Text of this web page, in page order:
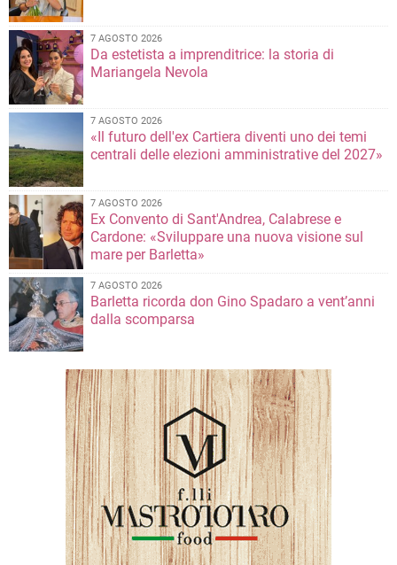
7 AGOSTO 2026
Da estetista a imprenditrice: la storia di
Mariangela Nevola
7 AGOSTO 2026
«Il futuro dell'ex Cartiera diventi uno dei temi
centrali delle elezioni amministrative del 2027»
7 AGOSTO 2026
Ex Convento di Sant'Andrea, Calabrese e
Cardone: «Sviluppare una nuova visione sul
mare per Barletta»
7 AGOSTO 2026
Barletta ricorda don Gino Spadaro a vent’anni
dalla scomparsa